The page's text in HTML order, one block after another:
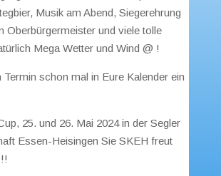
Musik am Abend, Siegerehrung
Oberbürgermeister und viele tolle
Mega Wetter und Wind @ !
Termin schon mal in Eure Kalender ein
25. und 26. Mai 2024 in der Segler
Essen-Heisingen Sie SKEH freut